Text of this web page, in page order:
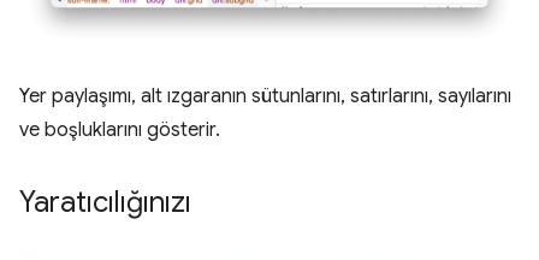
Yer paylaşımı, alt ızgaranın sütunlarını, satırlarını, sayılarını
ve boşluklarını gösterir.
Yaratıcılığınızı